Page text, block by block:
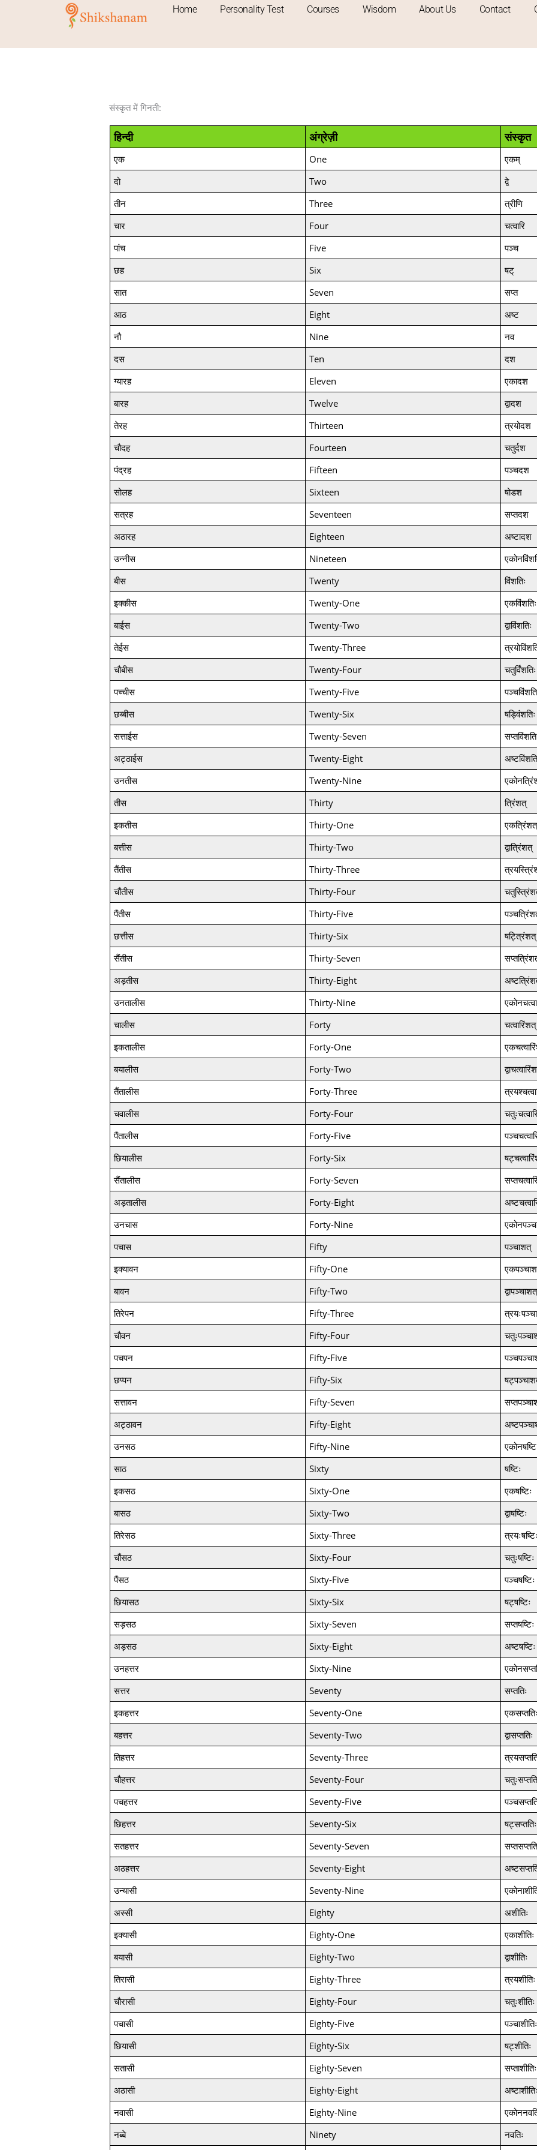
Home Personality Test Courses Wisdom About Us Contact
संस्कृत में गिनती:
हिन्दी अंग्रेज़ी संस्कृत
एक One
एकम्
दो
Two
द्वे
तीन
Three
त्रीणि
चार
Four
चत्वारि
पांच
Five
पञ्च
छह
Six
षट्
सात
Seven
सप्त
आठ
Eight
अष्ट
नौ
Nine
नव
दस
Ten
दश
ग्यारह
Eleven
एकादश
बारह
Twelve
द्वादश
तेरह
Thirteen
त्रयोदश
चौदह
Fourteen
चतुर्दश
पंद्रह
Fifteen
पञ्चदश
सोलह
Sixteen
षोडश
सत्रह
Seventeen
सप्तदश
अठारह
Eighteen
अष्टादश
उन्नीस
Nineteen
बीस
Twenty
विंशतिः
इक्कीस
Twenty-One
एकविंशतिः
बाईस
Twenty-Two
द्वाविंशतिः
तेईस
Twenty-Three
चौबीस
Twenty-Four
चतुर्विंशतिः
पच्चीस
Twenty-Five
छब्बीस
Twenty-Six
षड्विंशतिः
सत्ताईस
Twenty-Seven
अट्ठाईस
Twenty-Eight
उनतीस
Twenty-Nine
तीस
Thirty
त्रिंशत्
इकतीस
Thirty-One
एकत्रिंशत्
बत्तीस
Thirty-Two
द्वात्रिंशत्
तैंतीस
Thirty-Three
चौंतीस
Thirty-Four
पैंतीस
Thirty-Five
छत्तीस
Thirty-Six
षट्त्रिंशत्
सैंतीस
Thirty-Seven
अड़तीस
Thirty-Eight
उनतालीस
Thirty-Nine
चालीस
Forty
चत्वारिंशत्
इकतालीस
Forty-One
बयालीस
Forty-Two
तैंतालीस
Forty-Three
चवालीस
Forty-Four
पैंतालीस
Forty-Five
छियालीस
Forty-Six
सैंतालीस
Forty-Seven
अड़तालीस
Forty-Eight
उनचास
Forty-Nine
पचास
Fifty
पञ्चाशत्
इक्यावन
Fifty-One
बावन
Fifty-Two
द्वापञ्चाशत्
तिरेपन
Fifty-Three
चौवन
Fifty-Four
पचपन
Fifty-Five
छप्पन
Fifty-Six
सत्तावन
Fifty-Seven
अट्ठावन
Fifty-Eight
उनसठ
Fifty-Nine
साठ
Sixty
षष्टिः
इकसठ
Sixty-One
एकषष्टिः
बासठ
Sixty-Two
द्वाषष्टिः
तिरेसठ
Sixty-Three
त्रयःषष्टिः
चौंसठ
Sixty-Four
चतुःषष्टिः
पैंसठ
Sixty-Five
पञ्चषष्टिः
छियासठ
Sixty-Six
षट्षष्टिः
सड़सठ
Sixty-Seven
सप्तषष्टिः
अड़सठ
Sixty-Eight
अष्टषष्टिः
उनहत्तर
Sixty-Nine
सत्तर
Seventy
सप्ततिः
इकहत्तर
Seventy-One
एकसप्ततिः
बहत्तर
Seventy-Two
द्वासप्ततिः
तिहत्तर
Seventy-Three
चौहत्तर
Seventy-Four
पचहत्तर
Seventy-Five
छिहत्तर
Seventy-Six
षट्सप्ततिः
सतहत्तर
Seventy-Seven
अठहत्तर
Seventy-Eight
उन्यासी
Seventy-Nine
अस्सी
Eighty
अशीतिः
इक्यासी
Eighty-One
एकाशीतिः
बयासी
Eighty-Two
द्वाशीतिः
तिरासी
Eighty-Three
त्रयशीतिः
चौरासी
Eighty-Four
चतुःशीतिः
पचासी
Eighty-Five
पञ्चाशीतिः
छियासी
Eighty-Six
षट्शीतिः
सतासी
Eighty-Seven
सप्ताशीतिः
अठासी
Eighty-Eight
अष्टाशीतिः
नवासी
Eighty-Nine
नब्बे
Ninety नवतिः